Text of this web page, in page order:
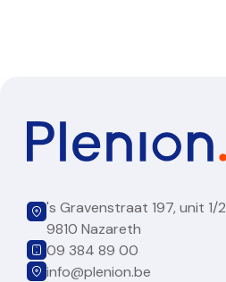
's Gravenstraat 197, unit 1/2
9810 Nazareth
09 384 89 00
info@plenion.be